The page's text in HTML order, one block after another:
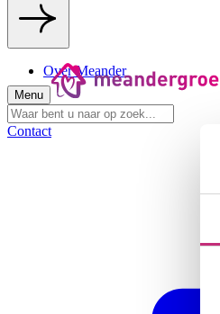
Over Meander
Menu
Contact